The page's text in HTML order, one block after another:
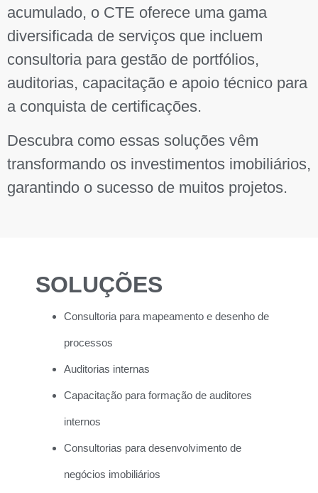
acumulado, o CTE oferece uma gama
diversificada de serviços que incluem
consultoria para gestão de portfólios,
auditorias, capacitação e apoio técnico para
a conquista de certificações.
Descubra como essas soluções vêm
transformando os investimentos imobiliários,
garantindo o sucesso de muitos projetos.
SOLUÇÕES
Consultoria para mapeamento e desenho de
processos
Auditorias internas
Capacitação para formação de auditores
internos
Consultorias para desenvolvimento de
negócios imobiliários